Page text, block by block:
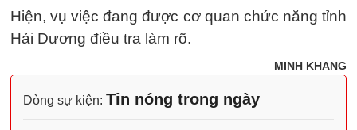
Hiện, vụ việc đang được cơ quan chức năng tỉnh
Hải Dương điều tra làm rõ.
MINH KHANG
Dòng sự kiện: Tin nóng trong ngày